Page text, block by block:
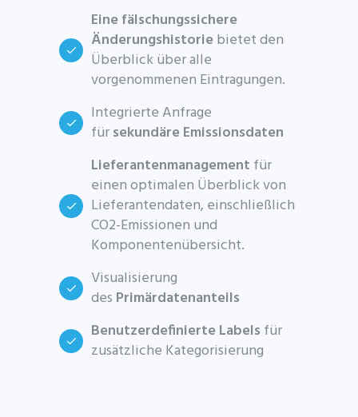
Eine fälschungssichere
Änderungshistoriebietet den
Überblick über alle
vorgenommenen Eintragungen.
Integrierte Anfrage
fürsekundäre Emissionsdaten
Lieferantenmanagement für
einen optimalen Überblick von
Lieferantendaten, einschließlich
CO2-Emissionen und
Komponentenübersicht.
Visualisierung
des Primärdatenanteils
Benutzerdefinierte Labels für
zusätzliche Kategorisierung